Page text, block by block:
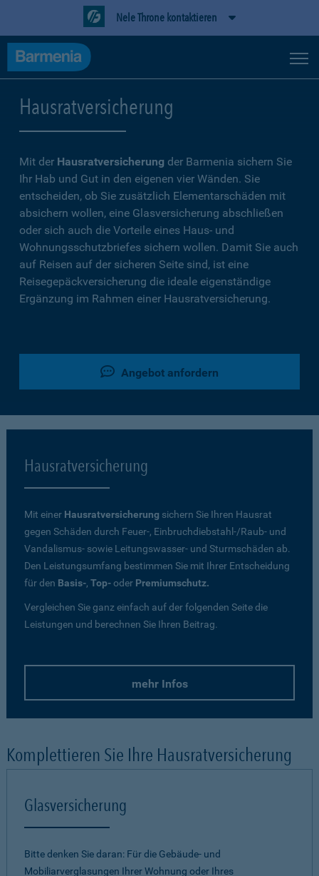
Nele Throne kontaktieren
Hausratversicherung
Mit der Hausratversicherung der Barmenia sichern Sie
Ihr Hab und Gut in den eigenen vier Wänden. Sie
entscheiden, ob Sie zusätzlich Elementarschäden mit
absichern wollen, eine Glasversicherung abschließen
oder sich auch die Vorteile eines Haus- und
Wohnungsschutzbriefes sichern wollen. Damit Sie auch
auf Reisen auf der sicheren Seite sind, ist eine
Reisegepäckversicherung die ideale eigenständige
Ergänzung im Rahmen einer Hausratversicherung.
Angebot anfordern
Hausratversicherung
Mit einer Hausratversicherung sichern Sie Ihren Hausrat
gegen Schäden durch Feuer-, Einbruchdiebstahl-/Raub- und
Vandalismus- sowie Leitungswasser- und Sturmschäden ab.
Den Leistungsumfang bestimmen Sie mit Ihrer Entscheidung
für den Basis-, Top-oder Premiumschutz.
Vergleichen Sie ganz einfach auf der folgenden Seite die
Leistungen und berechnen Sie Ihren Beitrag.
mehr Infos
Komplettieren Sie Ihre Hausratversicherung
Glasversicherung
Bitte denken Sie daran: Für die Gebäude- und
Mobiliarverglasungen Ihrer Wohnung oder Ihres